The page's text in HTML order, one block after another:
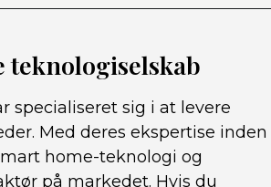
teknologiselskab
specialiseret sig i at levere
Med deres ekspertise inden
home-teknologi og
på markedet. Hvis du